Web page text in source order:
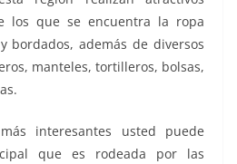
los que se encuentra la ropa
bordados, además de diversos
manteles, tortilleros, bolsas,
interesantes usted puede
que es rodeada por las